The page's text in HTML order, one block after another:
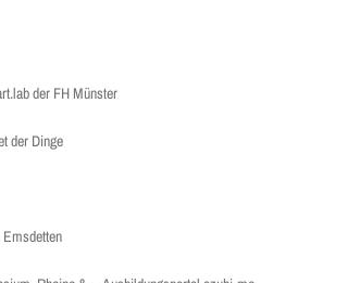
der FH Münster
der Dinge
Emsdetten